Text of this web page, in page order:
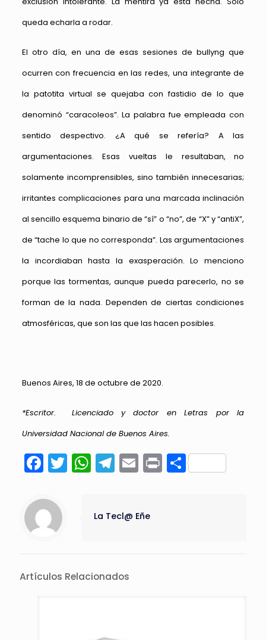
queda echarla a rodar.
El otro día, en una de esas sesiones de bullyng que
ocurren con frecuencia en las redes, una integrante de
la patotita virtual se quejaba con fastidio de lo que
denominó “caracoleos”. La palabra fue empleada con
sentido despectivo. ¿A qué se refería? A las
argumentaciones. Esas vueltas le resultaban, no
solamente incomprensibles, sino también innecesarias;
irritantes complicaciones para una marcada inclinación
al sencillo esquema binario de “sí” o “no”, de “X” y “antiX”,
de “tache lo que no corresponda”. Las argumentaciones
la incordiaban hasta la exasperación. Lo menciono
porque las tormentas, aunque pueda parecerlo, no se
forman de la nada. Dependen de ciertas condiciones
atmosféricas, que son las que las hacen posibles.
Buenos Aires, 18 de octubre de 2020.
*Escritor. Licenciado y doctor en Letras por la
Universidad Nacional de Buenos Aires.
Facebook
Twitter
WhatsApp
Telegram
Email
Print
La Tecl@ Eñe
Artículos Relacionados